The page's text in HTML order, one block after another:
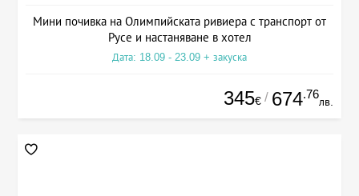
Мини почивка на Олимпийската ривиера с транспорт от
Русе и настаняване в хотел
Дата: 18.09 - 23.09 + закуска
345€ / 674.76
лв.